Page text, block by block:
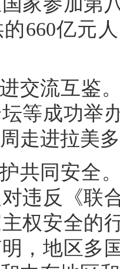
660亿元
交流互鉴
等成功举
走进拉美
共同安全
违反《联
权安全的
，地区多